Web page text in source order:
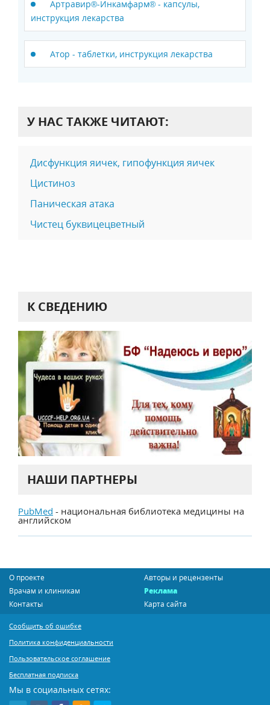
Артравир®-Инкамфарм® - капсулы,
инструкция лекарства
Атор - таблетки, инструкция лекарства
У НАС ТАКЖЕ ЧИТАЮТ:
Дисфункция яичек, гипофункция яичек
Цистиноз
Паническая атака
Чистец буквицецветный
К СВЕДЕНИЮ
НАШИ ПАРТНЕРЫ
PubMed - национальная библиотека медицины на
английском
О проекте
Авторы и рецензенты
Врачам и клиникам
Реклама
Контакты
Карта сайта
Сообщить об ошибке
Политика конфиденциальности
Пользовательское соглашение
Бесплатная подписка
Мы в социальных сетях: